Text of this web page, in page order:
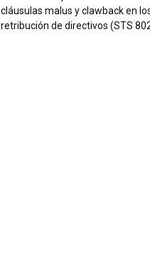
cláusulas malus y clawback en
retribución de directivos (STS